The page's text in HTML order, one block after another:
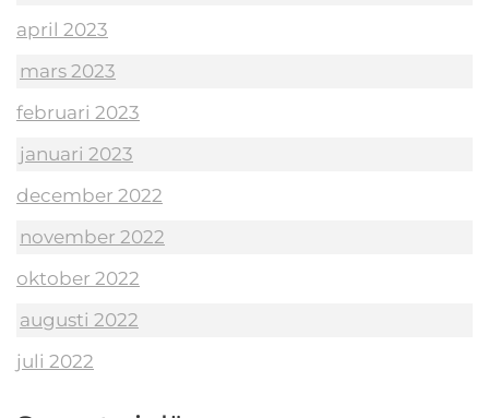
april 2023
mars 2023
februari 2023
januari 2023
december 2022
november 2022
oktober 2022
augusti 2022
juli 2022